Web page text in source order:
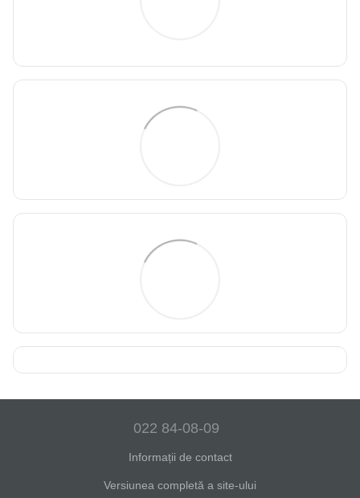
022 84-08-09
Informații de contact
Versiunea completă a site-ului